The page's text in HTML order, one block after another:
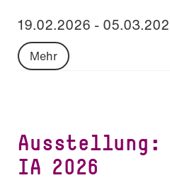
19.02.2026 -
Mehr
Ausstellung:
IA 2026